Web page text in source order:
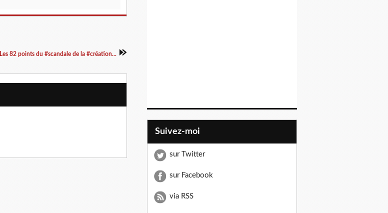
Les 82 points du #scandale de la #création...
Suivez-moi
sur Twitter
sur Facebook
via RSS